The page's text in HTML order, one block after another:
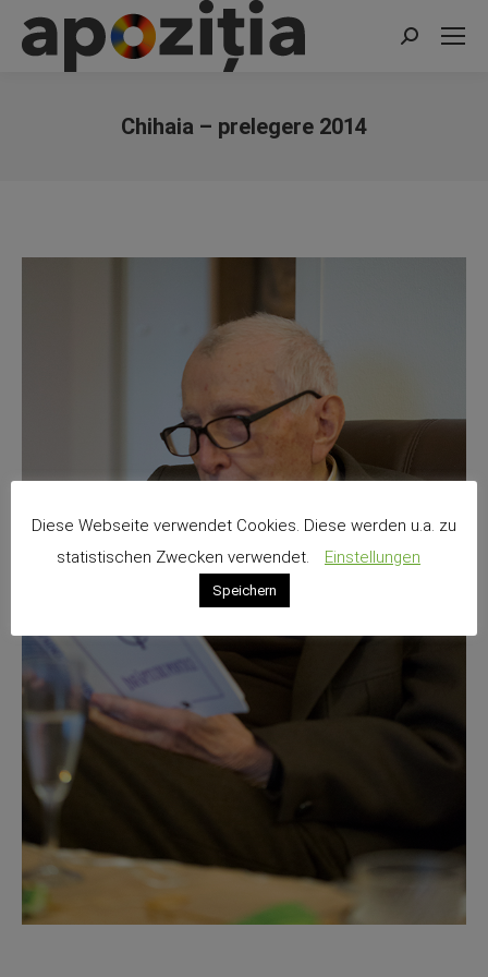
Search:
Chihaia – prelegere 2014
Diese Webseite verwendet Cookies. Diese werden u.a. zu
statistischen Zwecken verwendet.
Einstellungen
Speichern